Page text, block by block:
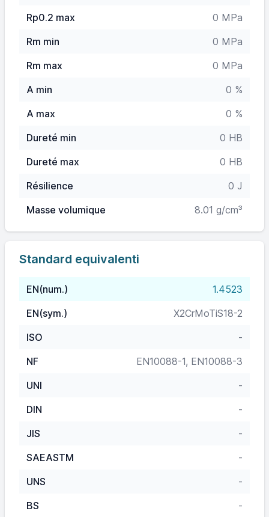
Rp0.2 max
0 MPa
Rm min
0 MPa
Rm max
0 MPa
A min
0 %
A max
0 %
Dureté min
0 HB
Dureté max
0 HB
Résilience
0 J
Masse volumique
8.01 g/cm³
Standard equivalenti
EN(num.)
1.4523
EN(sym.)
X2CrMoTiS18-2
ISO
-
NF
EN10088-1, EN10088-3
UNI
-
DIN
-
JIS
-
SAEASTM
-
UNS
-
BS
-